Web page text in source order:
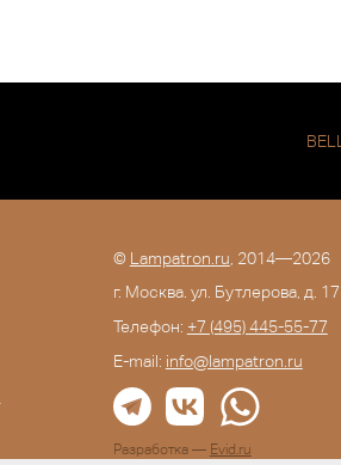
© Lampatron.ru , 2014—2026
г. Москва. ул. Бутлерова, д. 17
Телефон: +7 (495) 445-55-77
E-mail: info@lampatron.ru
Разработка — Evid.ru